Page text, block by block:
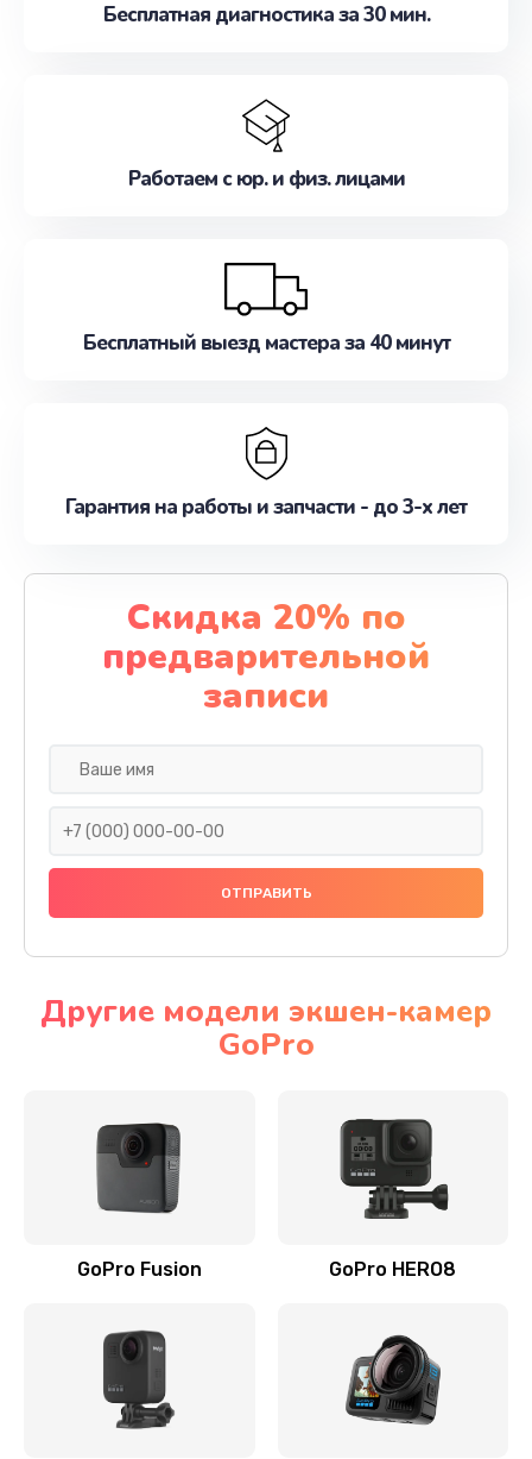
Бесплатная диагностика за 30 мин.
Работаем с юр. и физ. лицами
Бесплатный выезд мастера за 40 минут
Гарантия на работы и запчасти - до 3-х лет
Скидка 20% по
предварительной
записи
Другие модели экшен-камер
GoPro
GoPro Fusion GoPro HERO8